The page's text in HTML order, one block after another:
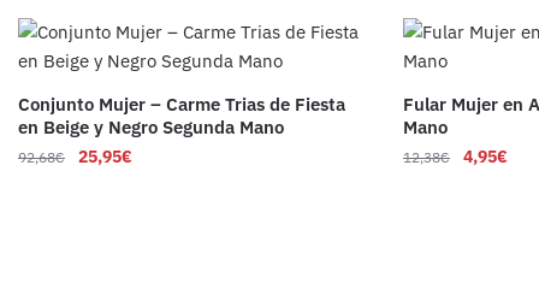
Conjunto Mujer – Carme Trias de Fiesta
en Beige y Negro Segunda Mano
92,68€ 25,95€
Fular Mujer en
Mano
12,38€ 4,95€